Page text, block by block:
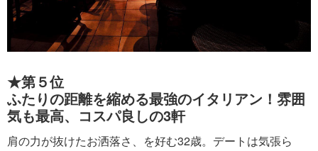
★第５位
ふたりの距離を縮める最強のイタリアン！雰囲
気も最高、コスパ良しの3軒
肩の力が抜けたお洒落さ、を好む32歳。デートは気張ら